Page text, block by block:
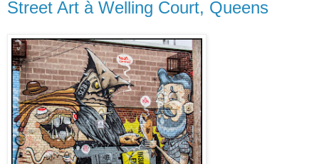
Street Art à Welling Court, Queens